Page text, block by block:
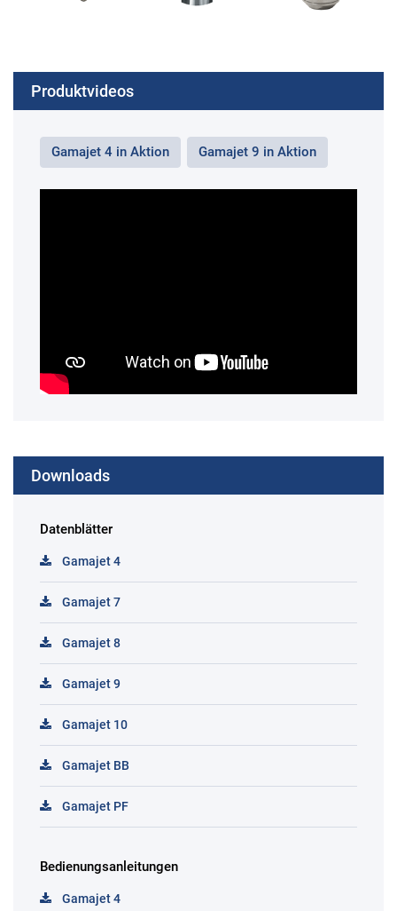
Produktvideos
Gamajet 4 in Aktion Gamajet 9 in Aktion
Downloads
Datenblätter
Gamajet 4
Gamajet 7
Gamajet 8
Gamajet 9
Gamajet 10
Gamajet BB
Gamajet PF
Bedienungsanleitungen
Gamajet 4